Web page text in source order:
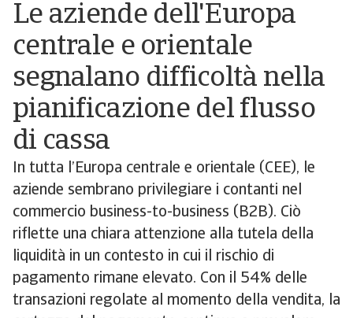
Le aziende dell'Europa
centrale e orientale
segnalano difficoltà nella
pianificazione del flusso
di cassa
In tutta l’Europa centrale e orientale (CEE), le
aziende sembrano privilegiare i contanti nel
commercio business-to-business (B2B). Ciò
riflette una chiara attenzione alla tutela della
liquidità in un contesto in cui il rischio di
pagamento rimane elevato. Con il 54% delle
transazioni regolate al momento della vendita, la